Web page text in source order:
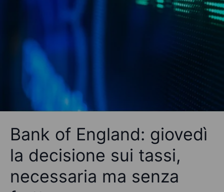
Bank of England: giovedì
la decisione sui tassi,
necessaria ma senza